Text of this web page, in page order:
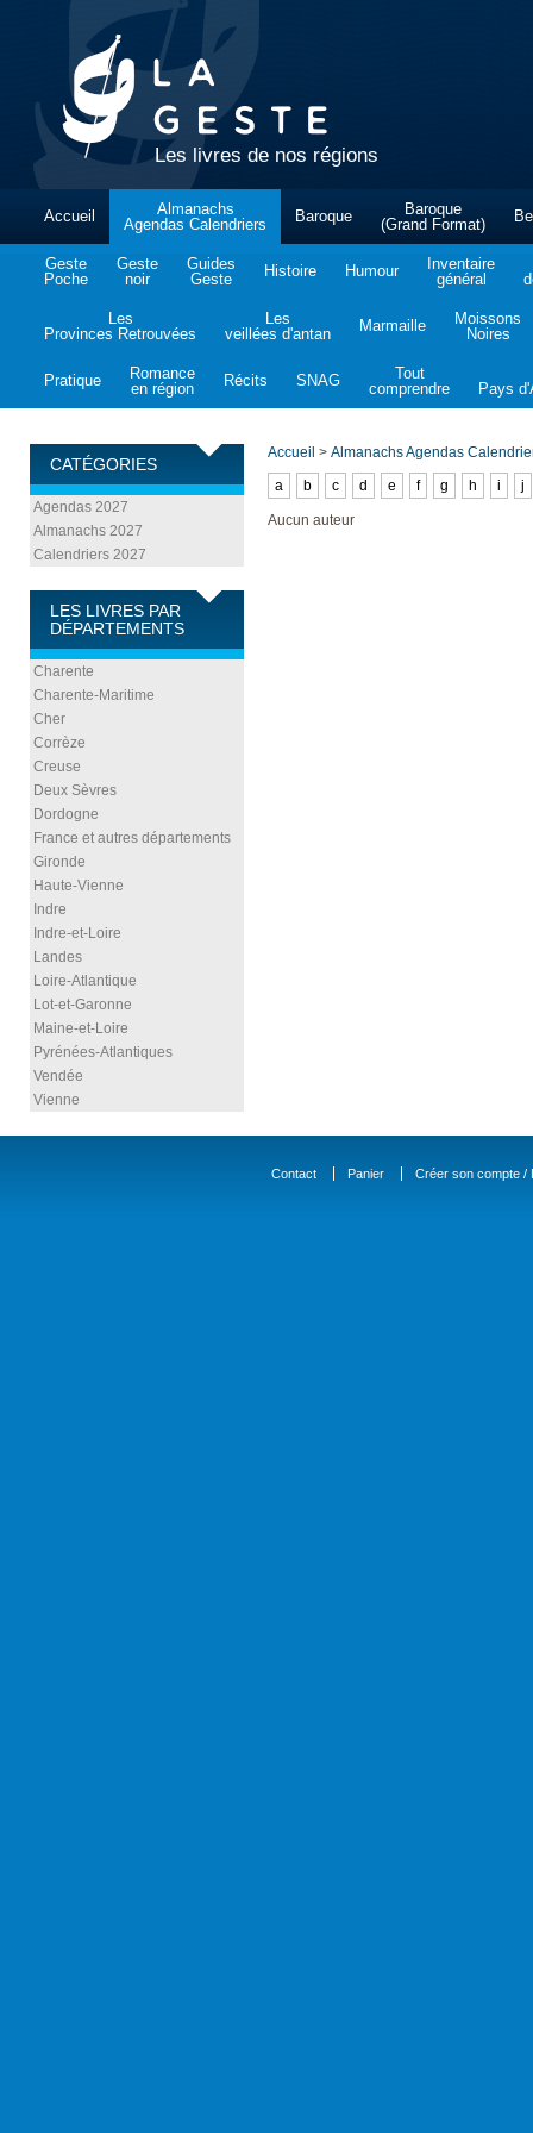
Les livres de nos régions
Accueil
Almanachs
Agendas Calendriers
Baroque
Baroque
(Grand Format)
Geste
Poche
Geste
noir
Guides
Geste
Histoire Humour
Inventaire
général
Les
Provinces Retrouvées
Les
veillées d'antan
Marmaille
Moissons
Noires
Pratique
Romance
en région
Récits SNAG
Tout
comprendre
Pays
CATÉGORIES
Agendas 2027
Almanachs 2027
Calendriers 2027
LES LIVRES PAR
DÉPARTEMENTS
Charente
Charente-Maritime
Cher
Corrèze
Creuse
Deux Sèvres
Dordogne
France et autres départements
Gironde
Haute-Vienne
Indre
Indre-et-Loire
Landes
Loire-Atlantique
Lot-et-Garonne
Maine-et-Loire
Pyrénées-Atlantiques
Vendée
Vienne
Accueil > Almanachs Agendas
a
b c d e f g h i j
Aucun auteur
Contact Panier Créer son compte /